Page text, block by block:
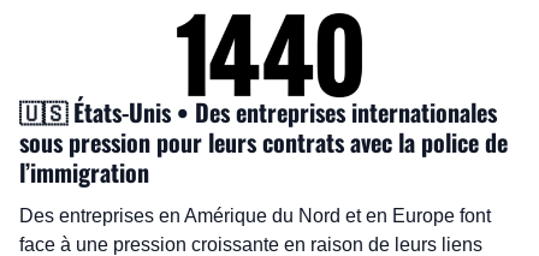
🇺🇸 États-Unis • Des entreprises internationales
sous pression pour leurs contrats avec la police de
l’immigration
Des entreprises en Amérique du Nord et en Europe font
face à une pression croissante en raison de leurs liens